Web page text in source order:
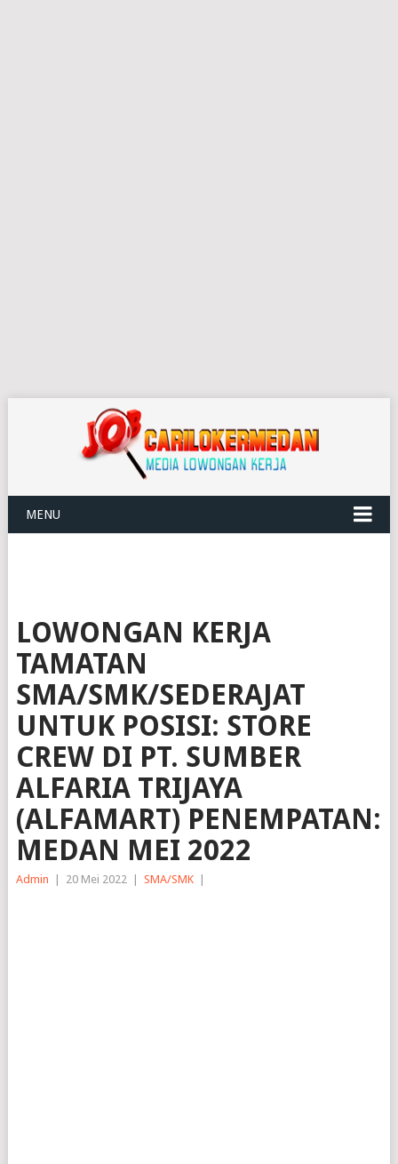
MENU
LOWONGAN KERJA
TAMATAN
SMA/SMK/SEDERAJAT
UNTUK POSISI: STORE
CREW DI PT. SUMBER
ALFARIA TRIJAYA
(ALFAMART) PENEMPATAN:
MEDAN MEI 2022
Admin 20 Mei 2022 SMA/SMK